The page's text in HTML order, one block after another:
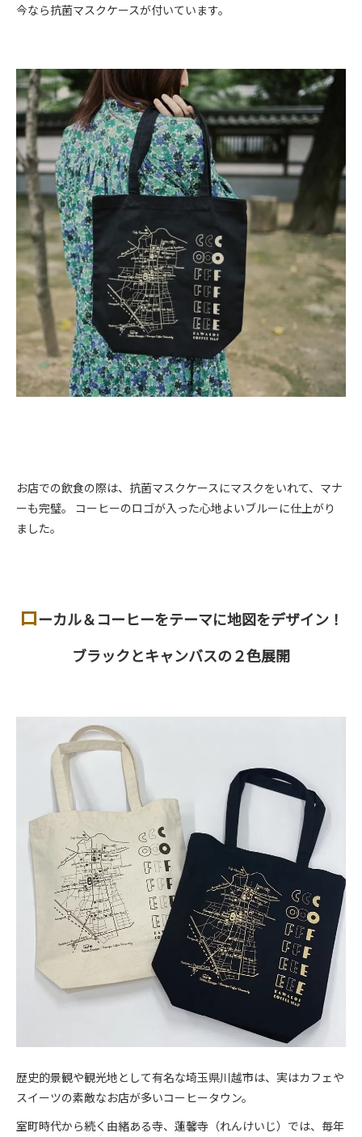
今なら抗菌マスクケースが付いています。
お店での飲食の際は、抗菌マスクケースにマスクをいれて、マナ
ーも完璧。 コーヒーのロゴが入った心地よいブルーに仕上がり
ました。
ローカル＆コーヒーをテーマに地図をデザイン！
ブラックとキャンバスの２色展開
歴史的景観や観光地として有名な埼玉県川越市は、実はカフェや
スイーツの素敵なお店が多いコーヒータウン。
室町時代から続く由緒ある寺、蓮馨寺（れんけいじ）では、毎年